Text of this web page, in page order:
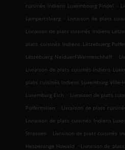
cuisinés Indiens Luxembourg Findel .
Lampertsbierg . Livraison de plats
Livraison de plats cuisinés Indiens
plats cuisinés Indiens Lëtzebuerg
Lëtzebuerg Neiduerf-Weimeschhaff .
Livraison de plats cuisinés Indiens
plats cuisinés Indiens Luxemburg Ville-
Luxemburg Eich . Livraison de plats
Polfermillen . Livraison de plats
Livraison de plats cuisinés Indiens
Strassen . Livraison de plats cuisinés
Hesperange Howald . Livraison de